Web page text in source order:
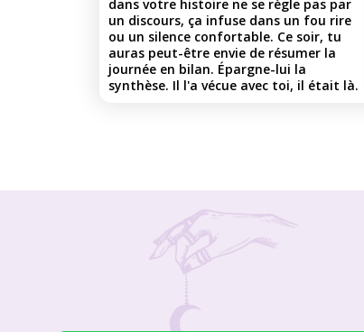
dans votre histoire ne se règle pas par
un discours, ça infuse dans un fou rire
ou un silence confortable. Ce soir, tu
auras peut-être envie de résumer la
journée en bilan. Épargne-lui la
synthèse. Il l'a vécue avec toi, il était là.